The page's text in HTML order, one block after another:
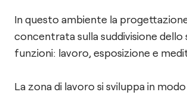
In questo ambiente la
concentrata sulla suddivisione dello
funzioni: lavoro, esposizione e
La zona di lavoro si sviluppa in